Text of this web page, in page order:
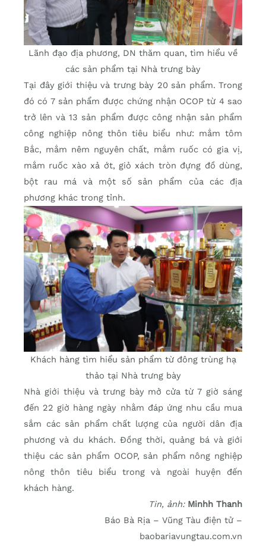
Lãnh đạo địa phương, DN thăm quan, tìm hiểu về
các sản phẩm tại Nhà trưng bày
Tại đây giới thiệu và trưng bày 20 sản phẩm. Trong
đó có 7 sản phẩm được chứng nhận OCOP từ 4 sao
trở lên và 13 sản phẩm được công nhận sản phẩm
công nghiệp nông thôn tiêu biểu như: mắm tôm
Bắc, mắm nêm nguyên chất, mắm ruốc có gia vị,
mắm ruốc xào xả ớt, giỏ xách tròn đựng đồ dùng,
bột rau má và một số sản phẩm của các địa
phương khác trong tỉnh.
Khách hàng tìm hiểu sản phẩm từ đông trùng hạ
thảo tại Nhà trưng bày
Nhà giới thiệu và trưng bày mở cửa từ 7 giờ sáng
đến 22 giờ hàng ngày nhằm đáp ứng nhu cầu mua
sắm các sản phẩm chất lượng của người dân địa
phương và du khách. Đồng thời, quảng bá và giới
thiệu các sản phẩm OCOP, sản phẩm nông nghiệp
nông thôn tiêu biểu trong và ngoài huyện đến
khách hàng.
Tin, ảnh:Minhh Thanh
Báo Bà Rịa – Vũng Tàu điện tử –
baobariavungtau.com.vn